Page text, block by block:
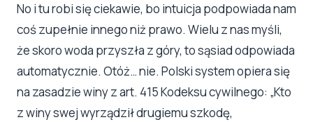
No i tu robi się ciekawie, bo intuicja podpowiada nam
coś zupełnie innego niż prawo. Wielu z nas myśli,
że skoro woda przyszła z góry, to sąsiad odpowiada
automatycznie. Otóż… nie. Polski system opiera się
na zasadzie winy z art. 415 Kodeksu cywilnego: „Kto
z winy swej wyrządził drugiemu szkodę,